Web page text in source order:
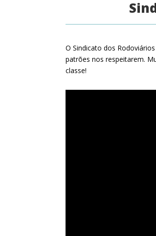
O Sindicato dos
patrões nos respeitarem.
classe!